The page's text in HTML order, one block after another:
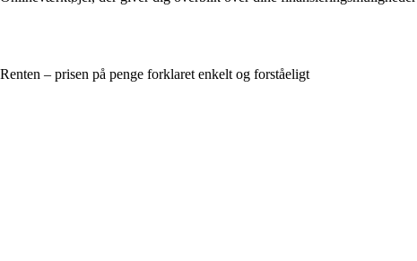
Renten – prisen på penge forklaret enkelt og forståeligt